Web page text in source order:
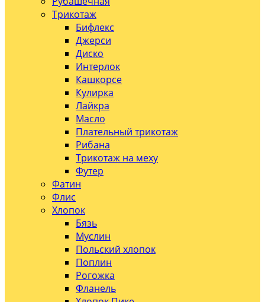
Трикотаж
Бифлекс
Джерси
Диско
Интерлок
Кашкорсе
Кулирка
Лайкра
Масло
Плательный трикотаж
Рибана
Трикотаж на меху
Футер
Фатин
Флис
Хлопок
Бязь
Муслин
Польский хлопок
Поплин
Рогожка
Фланель